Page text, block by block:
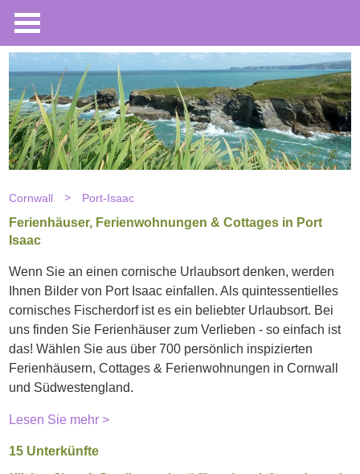
Cornwall Port-Isaac
Ferienhäuser, Ferienwohnungen & Cottages in Port
Isaac
Wenn Sie an einen cornische Urlaubsort denken, werden
Ihnen Bilder von Port Isaac einfallen. Als quintessentielles
cornisches Fischerdorf ist es ein beliebter Urlaubsort. Bei
uns finden Sie Ferienhäuser zum Verlieben - so einfach ist
das! Wählen Sie aus über 700 persönlich inspizierten
Ferienhäusern, Cottages & Ferienwohnungen in Cornwall
und Südwestengland.
Lesen Sie mehr >
15 Unterkünfte